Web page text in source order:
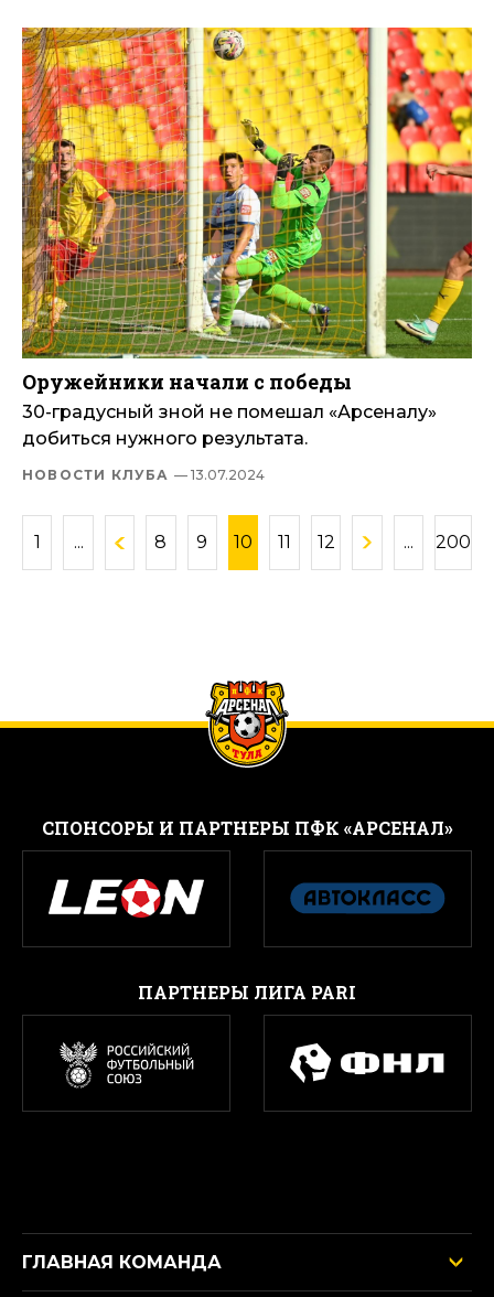
Оружейники начали с победы
30-градусный зной не помешал «Арсеналу»
добиться нужного результата.
НОВОСТИ КЛУБА — 13.07.2024
1 ... 8 9 10 11 12 ... 200
CПОНСОРЫ И ПАРТНЕРЫ ПФК «АРСЕНАЛ»
ПАРТНЕРЫ ЛИГА PARI
ГЛАВНАЯ КОМАНДА